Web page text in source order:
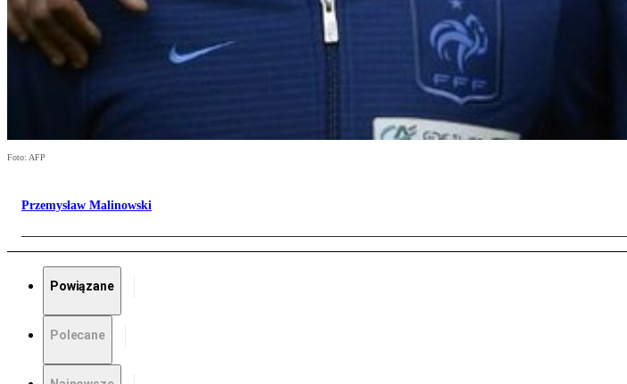
Foto: AFP
Przemysław Malinowski
Powiązane
Polecane